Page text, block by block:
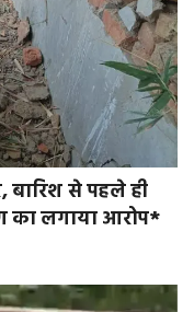
बारिश से पहले ही
का लगाया आरोप*